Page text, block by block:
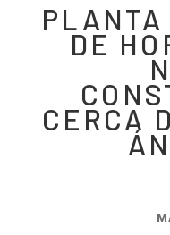
PLANTA
DE
CERCA